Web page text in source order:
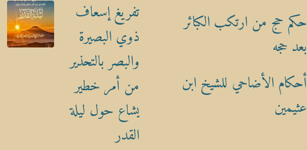
حكم حج من ارتكب الكبائر
بعد حجه
أحكام الأضاحي للشيخ ابن
عثيمين
تفريغ إسعاف
ذوي البصيرة
والبصر بالتحذير
من أمر خطير
يشاع حول ليلة
القدر